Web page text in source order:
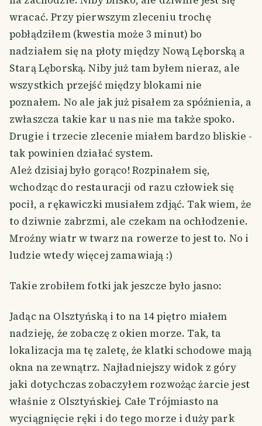
wracać. Przy pierwszym zleceniu trochę
pobłądziłem (kwestia może 3 minut) bo
nadziałem się na płoty między Nową Lęborską a
Starą Lęborską. Niby już tam byłem nieraz, ale
wszystkich przejść między blokami nie
poznałem. No ale jak już pisałem za spóźnienia, a
zwłaszcza takie kar u nas nie ma także spoko.
Drugie i trzecie zlecenie miałem bardzo bliskie -
tak powinien działać system.
Ależ dzisiaj było gorąco! Rozpinałem się,
wchodząc do restauracji od razu człowiek się
pocił, a rękawiczki musiałem zdjąć. Tak wiem, że
to dziwnie zabrzmi, ale czekam na ochłodzenie.
Mroźny wiatr w twarz na rowerze to jest to. No i
ludzie wtedy więcej zamawiają :)
Takie zrobiłem fotki jak jeszcze było jasno:
Jadąc na Olsztyńską i to na 14 piętro miałem
nadzieję, że zobaczę z okien morze. Tak, ta
lokalizacja ma tę zaletę, że klatki schodowe mają
okna na zewnątrz. Najładniejszy widok z góry
jaki dotychczas zobaczyłem rozwożąc żarcie jest
właśnie z Olsztyńskiej. Całe Trójmiasto na
wyciągnięcie ręki i do tego morze i duży park